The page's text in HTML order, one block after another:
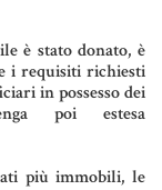
è stato donato, è
i requisiti richiesti
in possesso dei
poi estesa
più immobili, le